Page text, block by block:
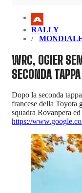
RALLY
WRC, OGIER
SECONDA
Dopo la seconda
francese della Toyota
squadra Rovanpera
https://